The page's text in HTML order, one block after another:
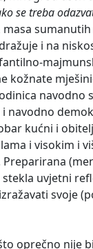
se treba
masa
i na
kožnate
navodno
navodno
kućni i
i visokim i
uvjetni
svoje
oprečno nije